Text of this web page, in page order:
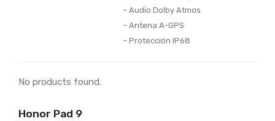
– Audio Dolby Atmos
– Antena A-GPS
– Protección IP68
No products found.
Honor Pad 9